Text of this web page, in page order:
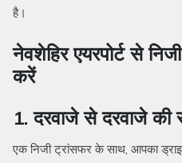
है।
नेवशेहिर एयरपोर्ट से
करें
1. दरवाजे से दरवाजे की
एक निजी ट्रांसफर के साथ, आपका